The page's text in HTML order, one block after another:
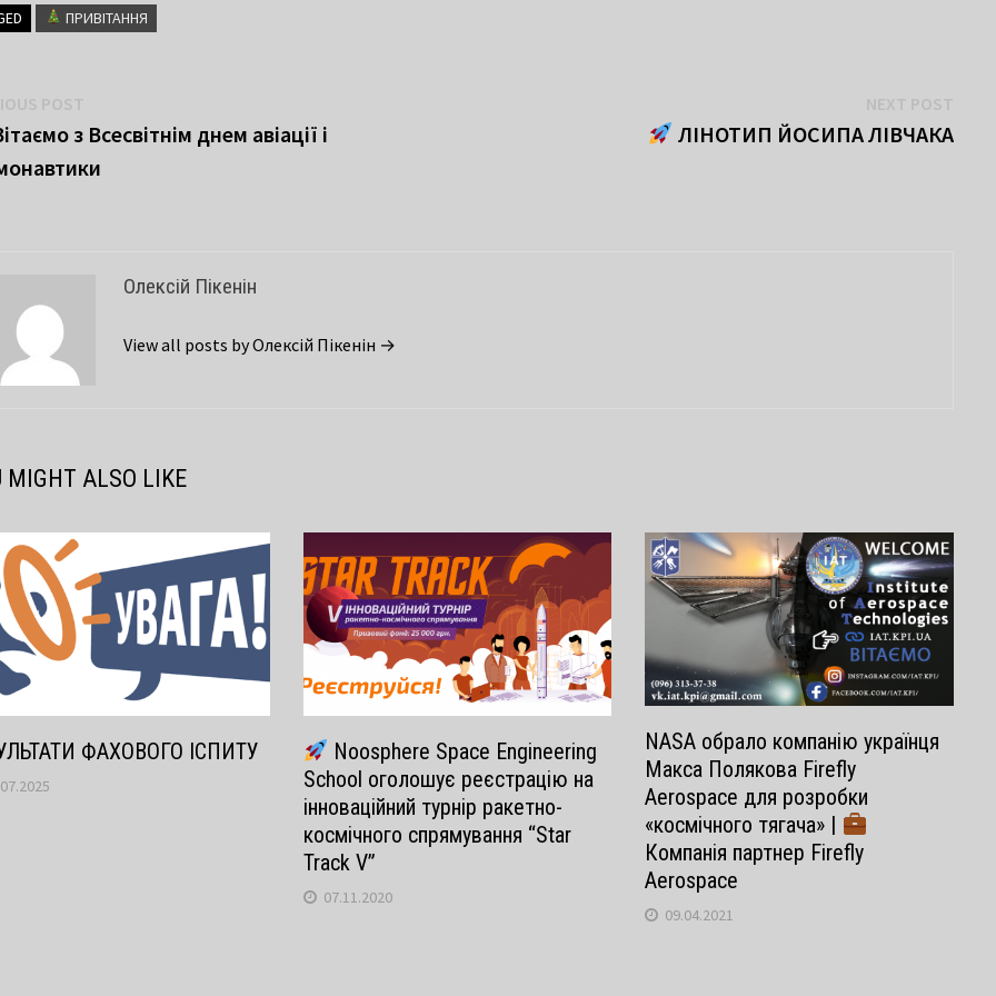
ПРИВІТАННЯ
post:
з Всесвітнім днем авіації і
post:
ЛІНОТИП ЙОСИПА ЛІВЧАКА
Олексій Пікенін
View all posts by Олексій Пікенін →
MIGHT ALSO LIKE
ФАХОВОГО ІСПИТУ
Noosphere Space Engineering
School оголошує реєстрацію на
інноваційний турнір ракетно-
космічного спрямування “Star
Track V”
07.11.2020
NASA обрало компанію українця
Макса Полякова Firefly
Aerospace для розробки
«космічного тягача» |
Компанія партнер Firefly
Aerospace
09.04.2021